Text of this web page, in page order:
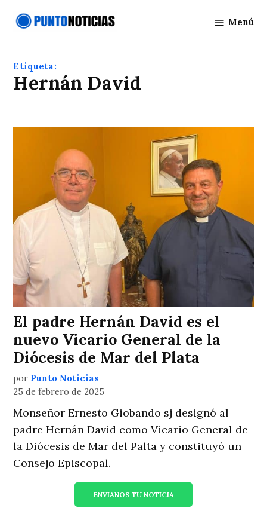
Noticias
Menú
Etiqueta:
Hernán David
El padre Hernán David es el
nuevo Vicario General de la
Diócesis de Mar del Plata
por Punto Noticias
25 de febrero de 2025
Monseñor Ernesto Giobando sj designó al
padre Hernán David como Vicario General de
la Diócesis de Mar del Palta y constituyó un
Consejo Episcopal.
ENVIANOS TU NOTICIA